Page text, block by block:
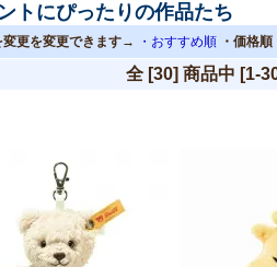
トにぴったりの作品たち
更を変更できます→ ・おすすめ順 ・価格順
全 [30] 商品中 [1-